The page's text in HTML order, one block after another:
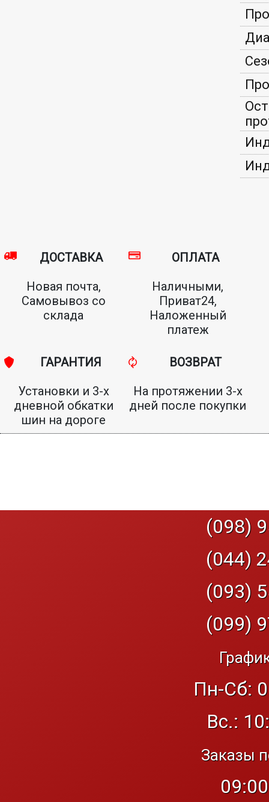
ДОСТАВКА
Новая почта,
Самовывоз со
склада
ОПЛАТА
Наличными,
Приват24,
Наложенный
платеж
ГАРАНТИЯ
Установки и 3-х
дневной обкатки
шин на дороге
ВОЗВРАТ
На протяжении 3-х
дней после покупки
(098)
(044)
(093)
(099)
Пн-Сб:
Вс.:
Заказы